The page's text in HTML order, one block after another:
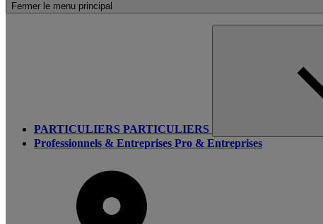
Fermer le menu principal
PARTICULIERS PARTICULIERS
Professionnels & Entreprises Pro & Entreprises